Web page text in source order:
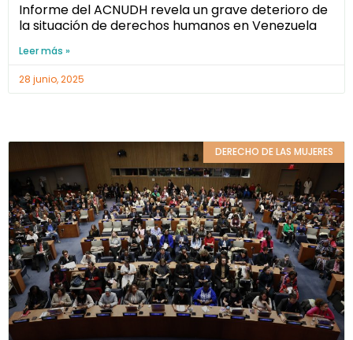
Informe del ACNUDH revela un grave deterioro de
la situación de derechos humanos en Venezuela
Leer más »
28 junio, 2025
DERECHO DE LAS MUJERES